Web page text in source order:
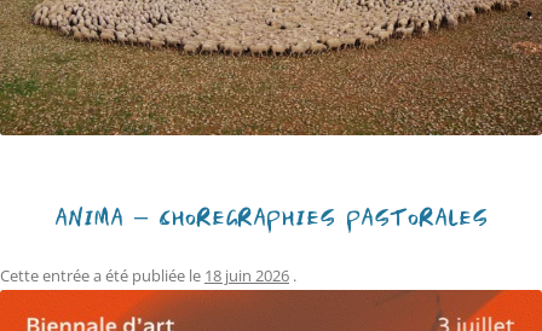
ANIMA – CHORÉGRAPHIES PASTORALES
Cette entrée a été publiée le 18 juin 2026 .